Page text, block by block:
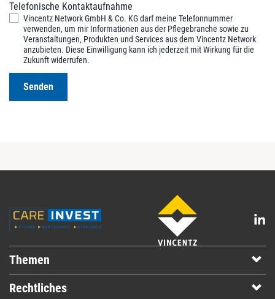
Telefonische Kontaktaufnahme
Vincentz Network GmbH & Co. KG darf meine Telefonnummer
verwenden, um mir Informationen aus der Pflegebranche sowie zu
Veranstaltungen, Produkten und Services aus dem Vincentz Network
anzubieten. Diese Einwilligung kann ich jederzeit mit Wirkung für die
Zukunft widerrufen.
Senden
Themen
Rechtliches